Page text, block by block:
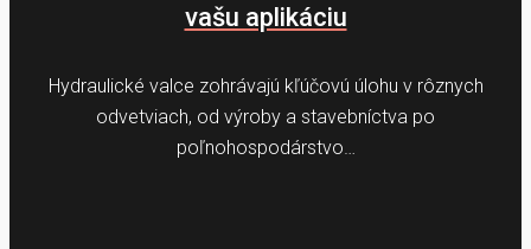
vašu aplikáciu
Hydraulické valce zohrávajú kľúčovú úlohu v rôznych
odvetviach, od výroby a stavebníctva po
poľnohospodárstvo…